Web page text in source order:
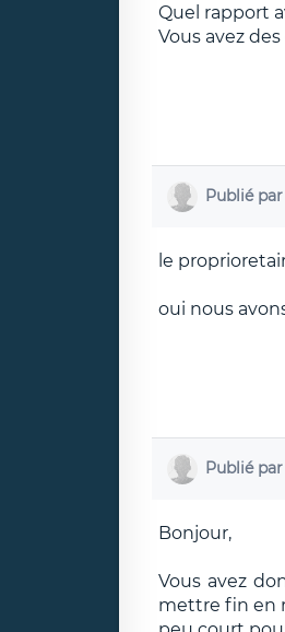
Quel rapport
Vous avez
Publié par
le
oui nous
Publié par
Bonjour,
Vous avez
mettre fin en